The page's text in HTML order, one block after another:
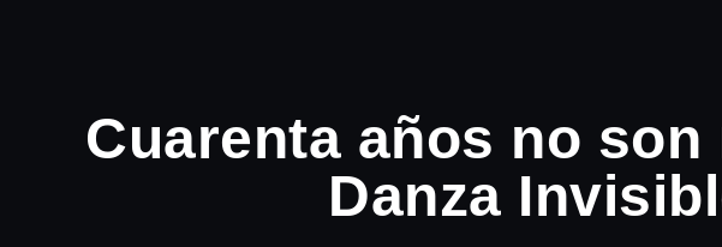
Cuarenta años no son
Danza